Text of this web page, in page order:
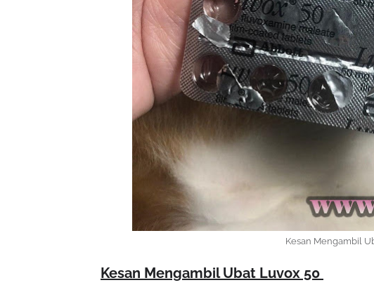
Kesan Mengambil
Kesan Mengambil Ubat Luvox 50